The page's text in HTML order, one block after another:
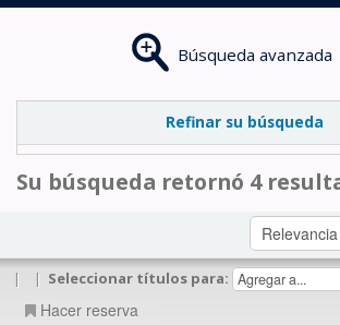
Búsqueda avanzada
Refinar su búsqueda
Su búsqueda retornó 4
| | Seleccionar títulos para:
Hacer reserva